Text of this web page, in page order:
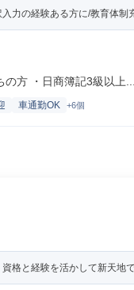
力の経験ある方に/教育体制
の方 ・日商簿記3級以上
車通勤OK +6個
格と経験を活かして新天地